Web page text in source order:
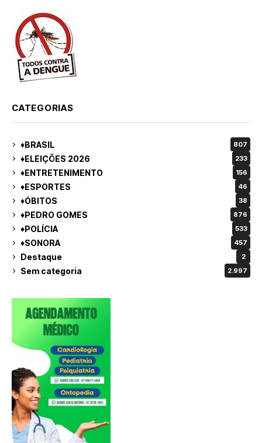
CATEGORIAS
♦BRASIL 807
♦ELEIÇÕES 2026 233
♦ENTRETENIMENTO 156
♦ESPORTES 46
♦ÓBITOS 38
♦PEDRO GOMES 876
♦POLÍCIA 533
♦SONORA 457
Destaque 2
Sem categoria 2.997